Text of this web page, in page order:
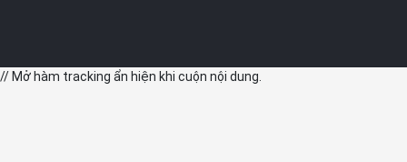
// Mở hàm tracking ẩn hiện khi cuộn nội dung.